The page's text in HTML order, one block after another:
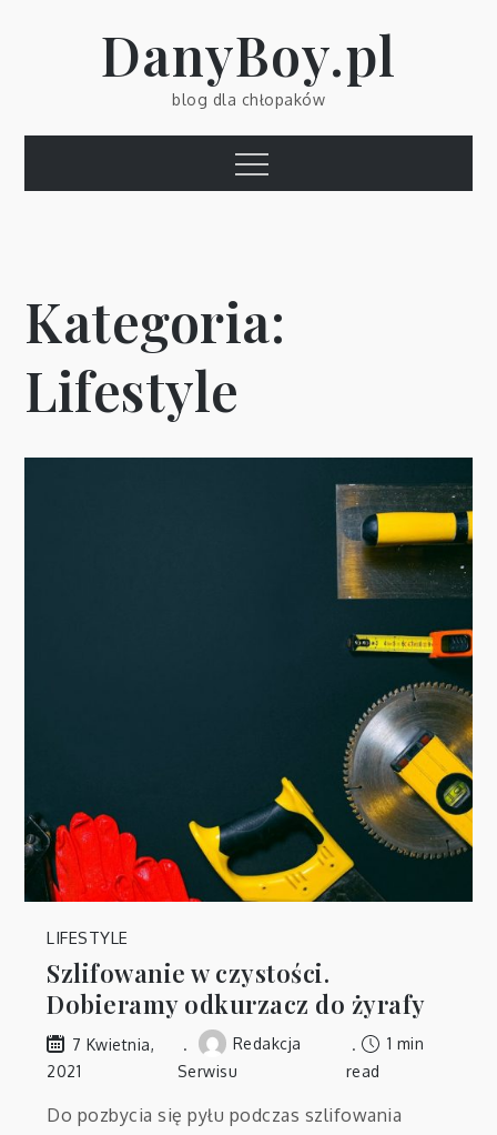
DanyBoy.pl
blog dla chłopaków
Menu
Kategoria:
Lifestyle
LIFESTYLE
Szlifowanie w czystości.
Dobieramy odkurzacz do żyrafy
7 Kwietnia,
2021
Redakcja
Serwisu
1 min
read
Do pozbycia się pyłu podczas szlifowania